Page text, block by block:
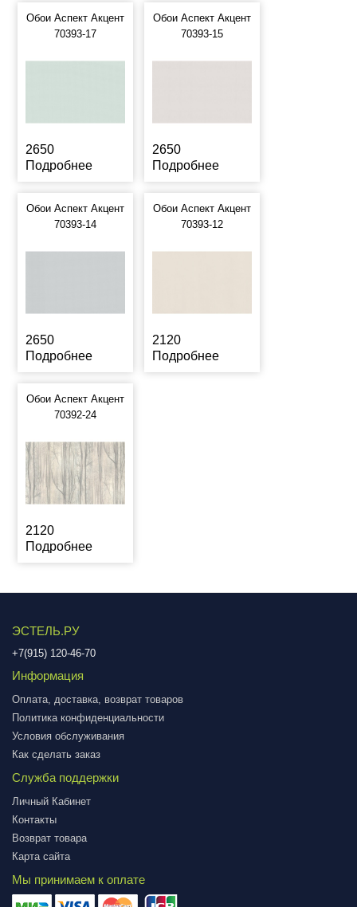
Обои Аспект Акцент
70393-17
2650
Подробнее
Обои Аспект Акцент
70393-15
2650
Подробнее
Обои Аспект Акцент
70393-14
2650
Подробнее
Обои Аспект Акцент
70393-12
2120
Подробнее
Обои Аспект Акцент
70392-24
2120
Подробнее
ЭСТЕЛЬ.РУ
+7(915) 120-46-70
Информация
Оплата, доставка, возврат товаров
Политика конфиденциальности
Условия обслуживания
Как сделать заказ
Служба поддержки
Личный Кабинет
Контакты
Возврат товара
Карта сайта
Мы принимаем к оплате